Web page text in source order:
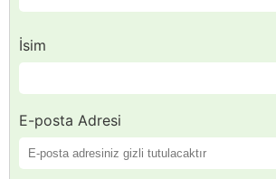
İsim
E-posta Adresi